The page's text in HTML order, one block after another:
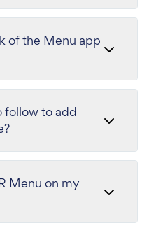
of the Menu app
follow to add
Menu on my